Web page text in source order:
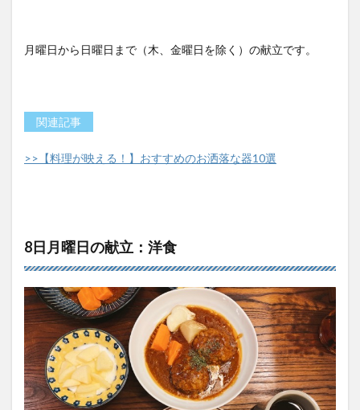
月曜日から日曜日まで（木、金曜日を除く）の献立です。
関連記事
>>【料理が映える！】おすすめのお洒落な器10選
8日月曜日の献立：洋食